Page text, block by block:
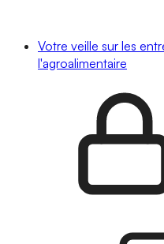
Votre veille sur les
l'agroalimentaire